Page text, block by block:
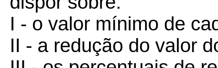
I - o valor mínimo de
II - a redução do valor